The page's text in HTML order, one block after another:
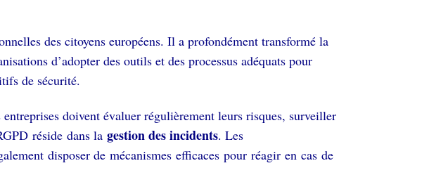
des citoyens européens. Il a profondément transformé la
d’adopter des outils et des processus adéquats pour
de sécurité.
doivent évaluer régulièrement leurs risques, surveiller
réside dans la gestion des incidents. Les
disposer de mécanismes efficaces pour réagir en cas de